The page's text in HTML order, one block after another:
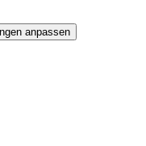
anpassen